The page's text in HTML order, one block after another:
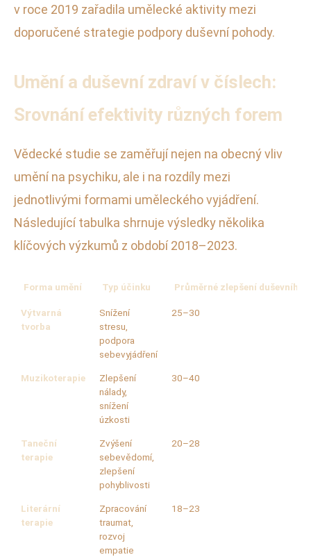
v roce 2019 zařadila umělecké aktivity mezi
doporučené strategie podpory duševní pohody.
Umění a duševní zdraví v číslech:
Srovnání efektivity různých forem
Vědecké studie se zaměřují nejen na obecný vliv
umění na psychiku, ale i na rozdíly mezi
jednotlivými formami uměleckého vyjádření.
Následující tabulka shrnuje výsledky několika
klíčových výzkumů z období 2018–2023.
Forma umění Typ účinku Průměrné zlepšení duševního
Výtvarná
tvorba
Snížení
stresu,
podpora
sebevyjádření
25–30
Muzikoterapie
Zlepšení
nálady,
snížení
úzkosti
30–40
Taneční
terapie
Zvýšení
sebevědomí,
zlepšení
pohyblivosti
20–28
Literární
terapie
Zpracování
traumat,
rozvoj
empatie
18–23